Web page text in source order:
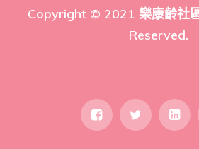
Copyright © 2021 樂康齡社
Reserved.